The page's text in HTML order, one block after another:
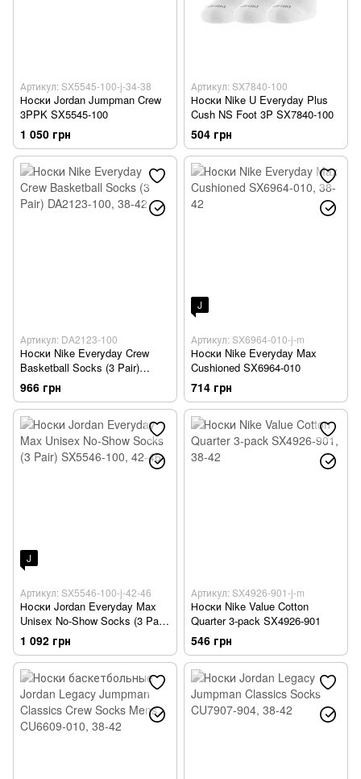
Артикул: SX5545-100-j-34-38
Носки Jordan Jumpman Crew
3PPK SX5545-100
1 050 грн
Артикул: SX7840-100
Носки Nike U Everyday Plus
Cush NS Foot 3P SX7840-100
504 грн
Артикул: DA2123-100
Носки Nike Everyday Crew
Basketball Socks (3 Pair)
DA2123-100
966 грн
J
Артикул: SX6964-010-j-m
Носки Nike Everyday Max
Cushioned SX6964-010
714 грн
J
Артикул: SX5546-100-j-42-46
Носки Jordan Everyday Max
Unisex No-Show Socks (3 Pair)
SX5546-100
1 092 грн
Артикул: SX4926-901-j-m
Носки Nike Value Cotton
Quarter 3-pack SX4926-901
546 грн